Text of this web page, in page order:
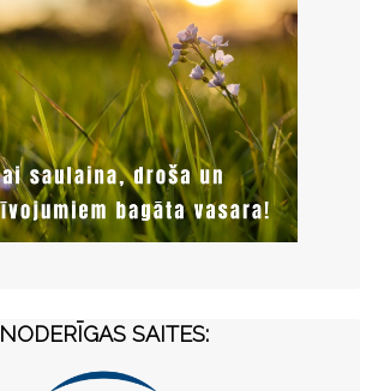
NODERĪGAS SAITES: